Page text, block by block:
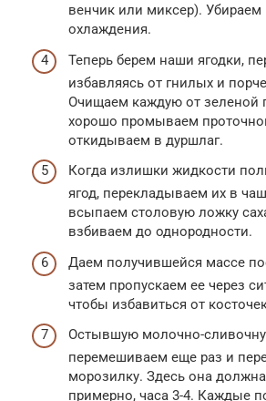
венчик или миксер).
охлаждения.
Теперь берем наши ягодки,
избавляясь от гнилых и
Очищаем каждую от зеленой
хорошо промываем
откидываем в дуршлаг.
Когда излишки жидкости
ягод, перекладываем их в
всыпаем столовую ложку
взбиваем до однородности.
Даем получившейся массе
затем пропускаем ее через
чтобы избавиться от
Остывшую молочно-
перемешиваем еще раз и
морозилку. Здесь она
примерно, часа 3-4. Каждые